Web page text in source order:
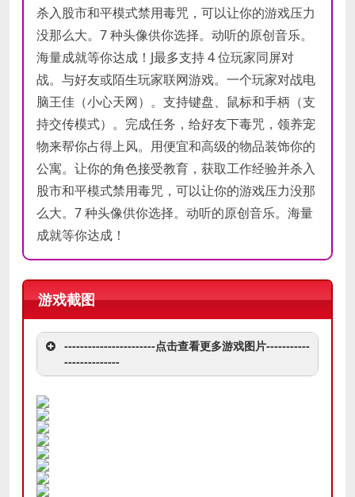
声卡
杀入股市和平模式禁用毒咒，可以让你的游戏压力
没那么大。7 种头像供你选择。动听的原创音乐。
海量成就等你达成！J最多支持 4 位玩家同屏对
战。与好友或陌生玩家联网游戏。一个玩家对战电
脑王佳（小心天网）。支持键盘、鼠标和手柄（支
持交传模式）。完成任务，给好友下毒咒，领养宠
物来帮你占得上风。用便宜和高级的物品装饰你的
公寓。让你的角色接受教育，获取工作经验并杀入
股市和平模式禁用毒咒，可以让你的游戏压力没那
么大。7 种头像供你选择。动听的原创音乐。海量
成就等你达成！
游戏截图
-----------------------点击查看更多游戏图片-----------
--------------